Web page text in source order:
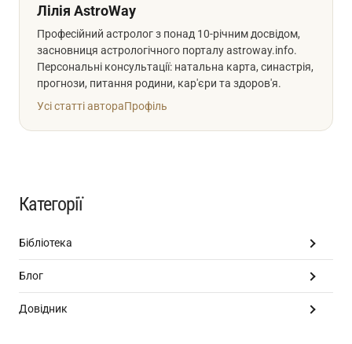
Лілія AstroWay
Професійний астролог з понад 10-річним досвідом,
засновниця астрологічного порталу astroway.info.
Персональні консультації: натальна карта, синастрія,
прогнози, питання родини, кар'єри та здоров'я.
Усі статті автораПрофіль
Категорії
Бібліотека
Блог
Довідник